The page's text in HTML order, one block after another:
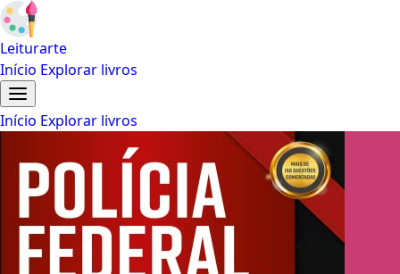
Leiturarte
Início Explorar livros
Início Explorar livros